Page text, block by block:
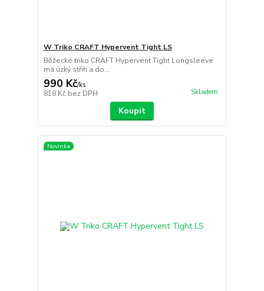
W Triko CRAFT Hypervent Tight LS
Běžecké triko CRAFT Hypervent Tight Longsleeve
má úzký střih a do...
990 Kč/ks
818 Kč bez DPH Skladem
Koupit
Novinka